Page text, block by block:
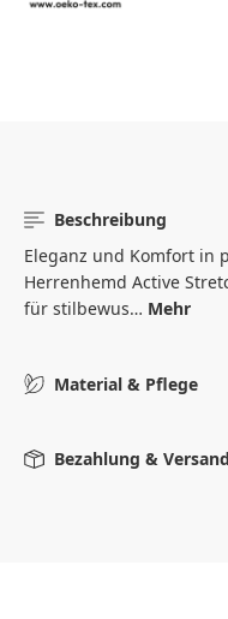
Beschreibung
Eleganz und Komfort in
Herrenhemd Active
für stilbewus… Mehr
Material & Pflege
Bezahlung & Versand